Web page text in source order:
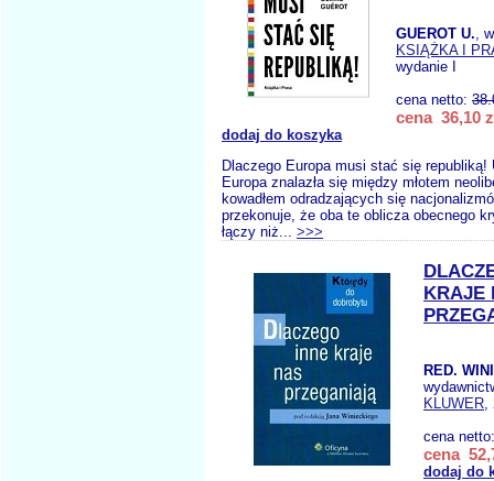
GUEROT U.,
KSIĄŻKA I
wydanie I
cena netto:
cena 36,10
dodaj do koszyka
Dlaczego Europa musi stać się republiką!
Europa znalazła się między młotem
kowadłem odradzających się
przekonuje, że oba te oblicza obecnego
łączy niż... >>>
KRAJE
RED.
KLUWER,
cena
cena
dodaj do